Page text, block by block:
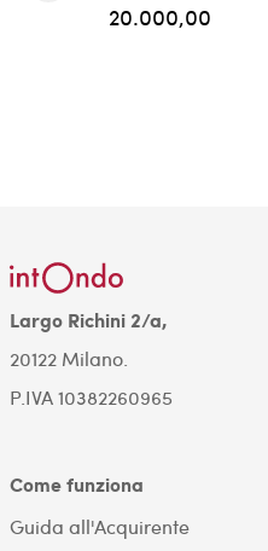
20.000,00
Largo Richini 2/a,
20122 Milano.
P.IVA 10382260965
Come funziona
Guida all'Acquirente